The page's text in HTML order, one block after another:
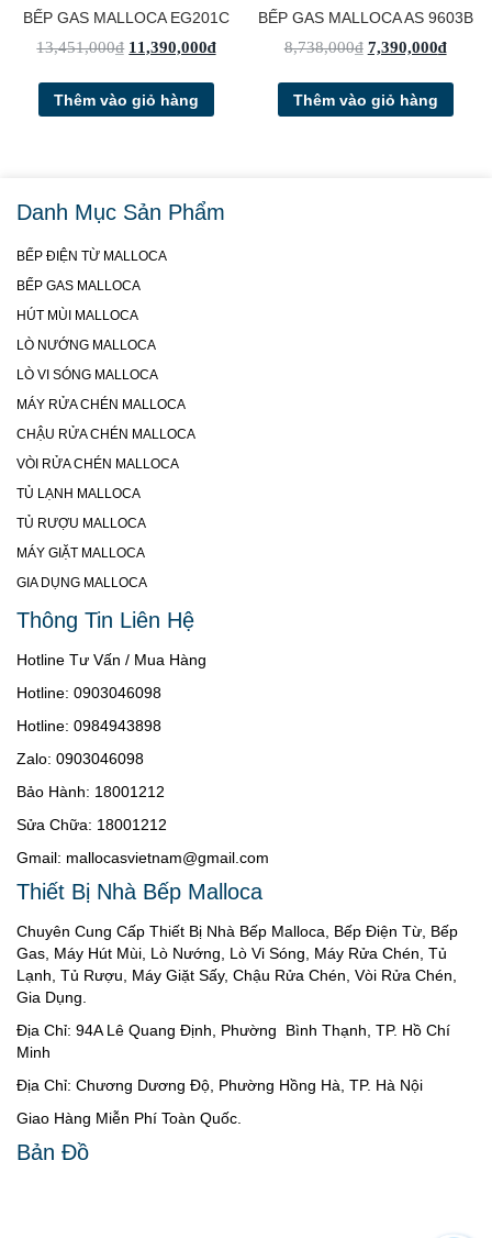
BẾP GAS MALLOCA EG201C
13,451,000₫ 11,390,000₫
Thêm vào giỏ hàng
BẾP GAS MALLOCA AS 9603B
8,738,000₫ 7,390,000₫
Thêm vào giỏ hàng
Danh Mục Sản Phẩm
BẾP ĐIỆN TỪ MALLOCA
BẾP GAS MALLOCA
HÚT MÙI MALLOCA
LÒ NƯỚNG MALLOCA
LÒ VI SÓNG MALLOCA
MÁY RỬA CHÉN MALLOCA
CHẬU RỬA CHÉN MALLOCA
VÒI RỬA CHÉN MALLOCA
TỦ LẠNH MALLOCA
TỦ RƯỢU MALLOCA
MÁY GIẶT MALLOCA
GIA DỤNG MALLOCA
Thông Tin Liên Hệ
Hotline Tư Vấn / Mua Hàng
Hotline: 0903046098
Hotline: 0984943898
Zalo: 0903046098
Bảo Hành: 18001212
Sửa Chữa: 18001212
Gmail: mallocasvietnam@gmail.com
Thiết Bị Nhà Bếp Malloca
Chuyên Cung Cấp Thiết Bị Nhà Bếp Malloca, Bếp Điện Từ, Bếp
Gas, Máy Hút Mùi, Lò Nướng, Lò Vi Sóng, Máy Rửa Chén, Tủ
Lạnh, Tủ Rượu, Máy Giặt Sấy, Chậu Rửa Chén, Vòi Rửa Chén,
Gia Dụng.
Địa Chỉ: 94A Lê Quang Định, Phường Bình Thạnh, TP. Hồ Chí
Minh
Địa Chỉ: Chương Dương Độ, Phường Hồng Hà, TP. Hà Nội
Giao Hàng Miễn Phí Toàn Quốc.
Bản Đồ